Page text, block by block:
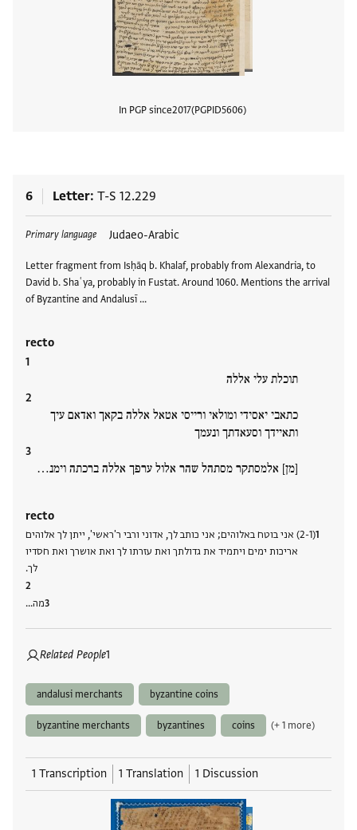
In PGP since2017 PGPID5606
6 Letter T-S 12.229
Primary language Judaeo-Arabic
Letter fragment from Isḥāq b. Khalaf, probably from Alexandria, to
David b. Shaʿya, probably in Fustat. Around 1060. Mentions the arrival
of Byzantine and Andalusī …
recto
תוכלת עלי אללה
כתאבי יאסידי ומולאי ורייסי אטאל אללה בקאך ואדאם עיך
ותאיידך וסעאדתך ונעמך
[מן] אלמסתקר מסתהל שהר אלול ערפך אללה ברכתה וימנ…
recto
(2-1) אני בוטח באלוהים; אני כותב לך, אדוני ורבי ר'ראשי', ייתן לך אלוהים
אריכות ימים ויתמיד את גדולתך ואת עזרתו לך ואת אושרך ואת חסדיו
לך.
מה…
Related People1
Tags
andalusi merchants byzantine coins
byzantine merchants byzantines coins (+ 1 more)
1 Transcription 1 Translation 1 Discussion